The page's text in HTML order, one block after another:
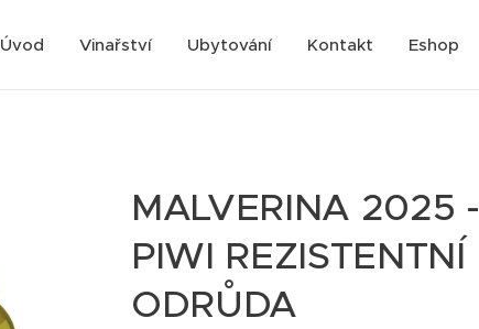
Úvod Vinařství Ubytování Kontakt Eshop
MALVERINA 2025 -
PIWI REZISTENTNÍ
ODRŮDA